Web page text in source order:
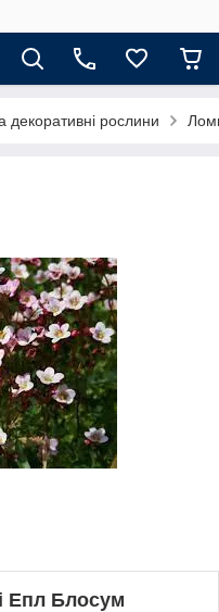
декоративні рослини
Епл Блосум